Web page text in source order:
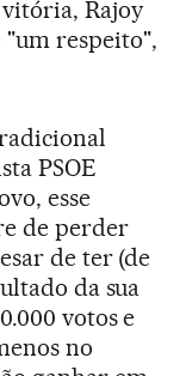
Rajoy
"um respeito",
PSOE
esse
de perder
de ter (de
da sua
votos e
no